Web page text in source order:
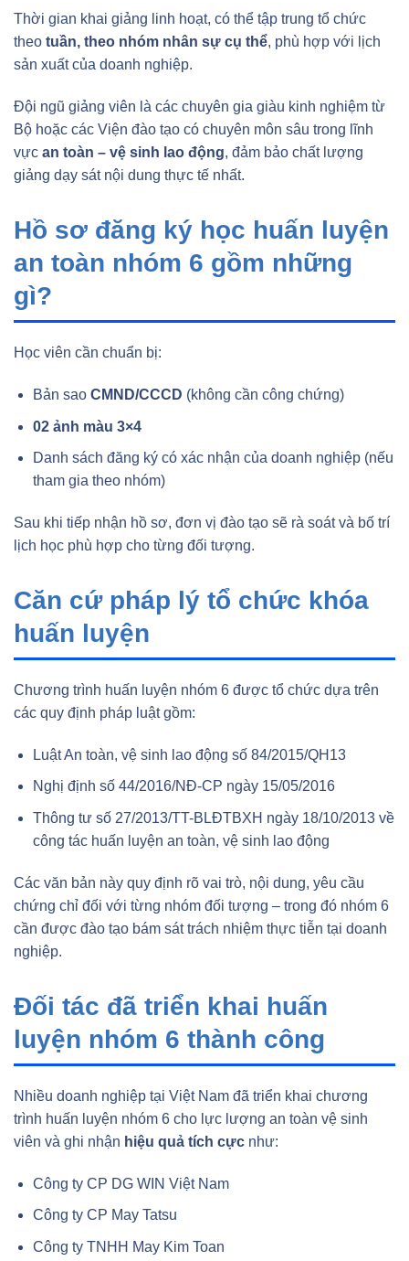
Thời gian khai giảng linh hoạt, có thể tập trung tổ chức
theo tuần, theo nhóm nhân sự cụ thể, phù hợp với lịch
sản xuất của doanh nghiệp.
Đội ngũ giảng viên là các chuyên gia giàu kinh nghiệm từ
Bộ hoặc các Viện đào tạo có chuyên môn sâu trong lĩnh
vực an toàn – vệ sinh lao động, đảm bảo chất lượng
giảng dạy sát nội dung thực tế nhất.
Hồ sơ đăng ký học huấn luyện
an toàn nhóm 6 gồm những
gì?
Học viên cần chuẩn bị:
Bản sao CMND/CCCD (không cần công chứng)
02 ảnh màu 3×4
Danh sách đăng ký có xác nhận của doanh nghiệp (nếu
tham gia theo nhóm)
Sau khi tiếp nhận hồ sơ, đơn vị đào tạo sẽ rà soát và bố trí
lịch học phù hợp cho từng đối tượng.
Căn cứ pháp lý tổ chức khóa
huấn luyện
Chương trình huấn luyện nhóm 6 được tổ chức dựa trên
các quy định pháp luật gồm:
Luật An toàn, vệ sinh lao động số 84/2015/QH13
Nghị định số 44/2016/NĐ-CP ngày 15/05/2016
Thông tư số 27/2013/TT-BLĐTBXH ngày 18/10/2013 về
công tác huấn luyện an toàn, vệ sinh lao động
Các văn bản này quy định rõ vai trò, nội dung, yêu cầu
chứng chỉ đối với từng nhóm đối tượng – trong đó nhóm 6
cần được đào tạo bám sát trách nhiệm thực tiễn tại doanh
nghiệp.
Đối tác đã triển khai huấn
luyện nhóm 6 thành công
Nhiều doanh nghiệp tại Việt Nam đã triển khai chương
trình huấn luyện nhóm 6 cho lực lượng an toàn vệ sinh
viên và ghi nhận hiệu quả tích cực như:
Công ty CP DG WIN Việt Nam
Công ty CP May Tatsu
Công ty TNHH May Kim Toan